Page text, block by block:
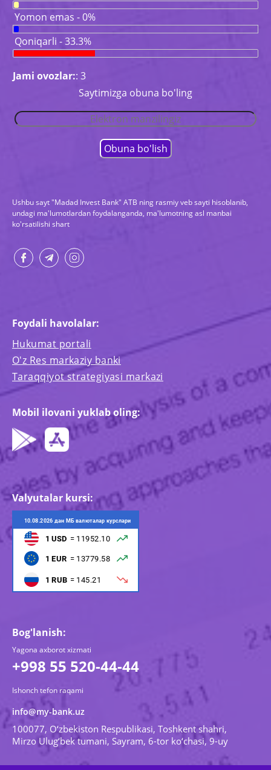
Yomon emas - 0%
Qoniqarli - 33.3%
Jami ovozlar:: 3
Saytimizga obuna bo'ling
Ushbu sayt "Madad Invest Bank" ATB ning rasmiy veb sayti hisoblanib,
undagi ma'lumotlardan foydalanganda, ma'lumotning asl manbai
ko'rsatilishi shart
Foydali havolalar:
Hukumat portali
O'z Res markaziy banki
Taraqqiyot strategiyasi markazi
Mobil ilovani yuklab oling:
Valyutalar kursi:
Bog'lanish:
Yagona axborot xizmati
+998 55 520-44-44
Ishonch tefon raqami
info@my-bank.uz
100077, O‘zbekiston Respublikasi, Toshkent shahri,
Mirzo Ulug‘bek tumani, Sayram, 6-tor ko‘chasi, 9-uy